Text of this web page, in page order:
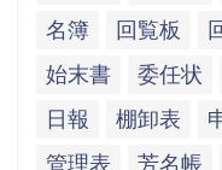
名簿
回覧板
始末書
委任状
日報
棚卸表
管理表
芳名帳